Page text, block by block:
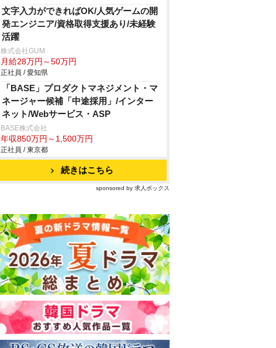
文字入力ができればOK/人気ゲームの開
発エンジニア/資格取得支援あり/未経験
活躍
株式会社GUM
月給28万円～50万円
正社員 / 愛知県
「BASE」プロダクトマネジメント・マ
ネージャー候補「中途採用」/インター
ネット/Webサービス・ASP
BASE株式会社
年収850万円～1,500万円
正社員 / 東京都
続きはこちら
sponsored by 求人ボックス